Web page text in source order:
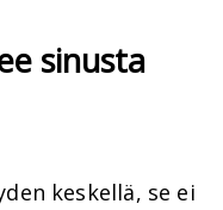
sinusta
keskellä, se ei